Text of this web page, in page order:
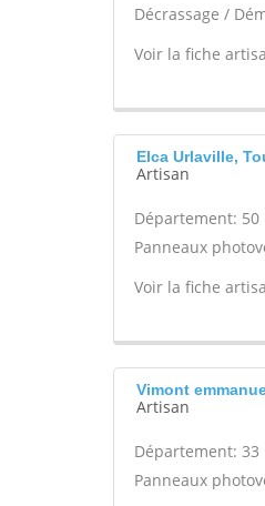
Décrassage /
Voir la fiche
Elca Urlaville,
Artisan
Département: 50
Panneaux
Voir la fiche
Vimont
Artisan
Département: 33
Panneaux